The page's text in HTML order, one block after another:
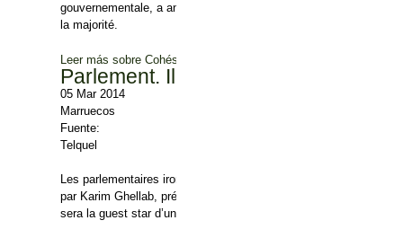
gouvernementale, a annoncé, jeudi 6 mars dans un
la majorité.
Leer más sobre Cohésion gouvernementale : Les priorités et la
Parlement. Il n'y aura pas de
05 Mar 2014
Marruecos
Fuente:
Telquel
Les parlementaires iront jusqu'au bout de leurs vacances. Le
par Karim Ghellab, président de la chambre des représentants.
sera la guest star d’une séance commune des deux chambres